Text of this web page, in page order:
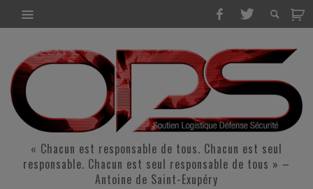
« Chacun est responsable de tous. Chacun est seul
responsable. Chacun est seul responsable de tous » –
Antoine de Saint-Exupéry